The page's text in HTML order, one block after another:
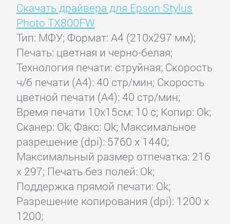
Скачать драйвера для Epson Stylus
Photo TX800FW
Тип: МФУ; Формат: A4 (210x297 мм);
Печать: цветная и черно-белая;
Технология печати: струйная; Скорость
ч/б печати (А4): 40 стр/мин; Скорость
цветной печати (А4): 40 стр/мин;
Время печати 10x15см: 10 с; Копир: Ok;
Сканер: Ok; Факс: Ok; Максимальное
разрешение (dpi): 5760 x 1440;
Максимальный размер отпечатка: 216
x 297; Печать без полей: Ok;
Поддержка прямой печати: Ok;
Разрешение копирования (dpi): 1200 x
1200;